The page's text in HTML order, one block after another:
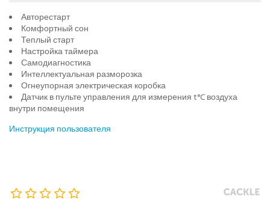
Авторестарт
Комфортный сон
Теплый старт
Настройка таймера
Самодиагностика
Интеллектуальная разморозка
Огнеупорная электрическая коробка
Датчик в пульте управления для измерения t°C воздуха
внутри помещения
Инструкция пользователя